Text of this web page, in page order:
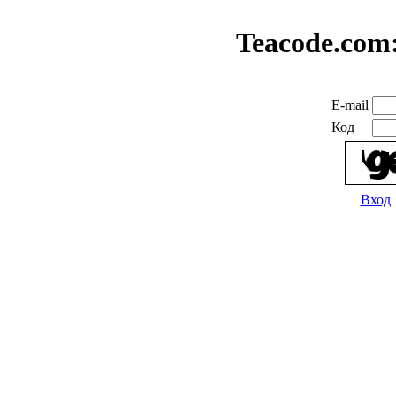
E-mail
Код
Вход